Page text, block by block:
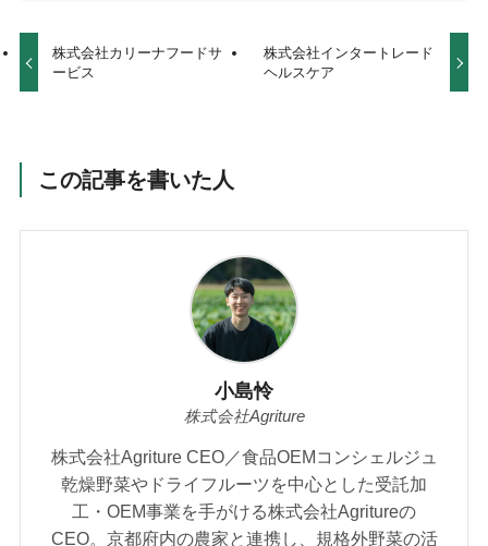
株式会社カリーナフードサ
ービス
株式会社インタートレード
ヘルスケア
この記事を書いた人
小島怜
株式会社Agriture
株式会社Agriture CEO／食品OEMコンシェルジュ
乾燥野菜やドライフルーツを中心とした受託加
工・OEM事業を手がける株式会社Agritureの
CEO。京都府内の農家と連携し、規格外野菜の活